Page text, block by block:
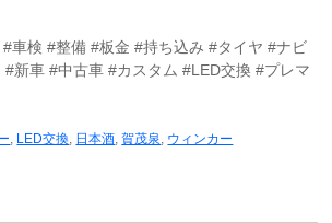
車検 #整備 #板金 #持ち込み #タイヤ #ナビ
新車 #中古車 #カスタム #LED交換 #プレマ
LED交換 日本酒 ,賀茂泉 ウィンカー